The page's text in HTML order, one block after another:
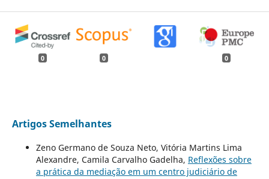
0 0 0
Artigos Semelhantes
Zeno Germano de Souza Neto, Vitória Martins Lima
Alexandre, Camila Carvalho Gadelha, Reflexões sobre
a prática da mediação em um centro judiciário de